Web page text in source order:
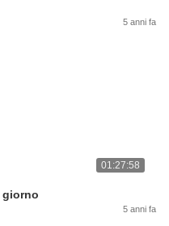
5 anni fa
01:27:58
5 anni fa